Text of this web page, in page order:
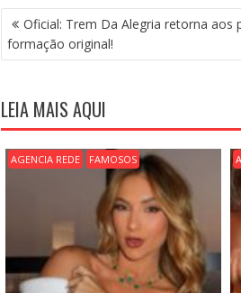
N
A
V
G
A
Ç
Ã
O
O
S
Oficial: Trem Da Alegria retorna aos
formação original!
LEIA MAIS AQUI
AGENCIA REDE FAMOSOS